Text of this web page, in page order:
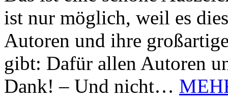
ist nur möglich, weil es
Autoren und ihre
gibt: Dafür allen Autoren
Dank! – Und nicht…